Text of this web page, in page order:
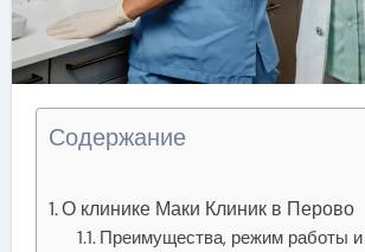
Содержание
О клинике Маки Клиник в Перово
Преимущества, режим работы и